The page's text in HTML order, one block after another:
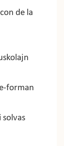
de la
forman